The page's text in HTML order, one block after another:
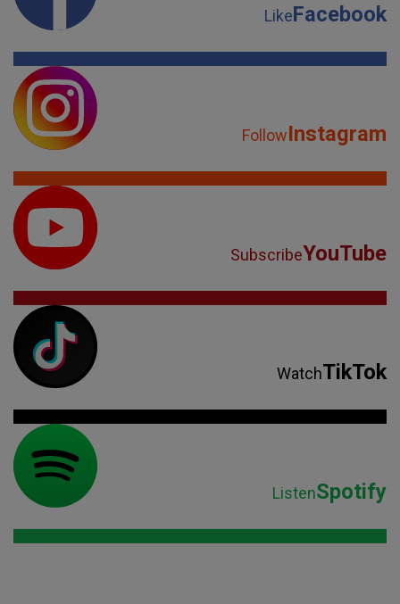
LikeFacebook
FollowInstagram
SubscribeYouTube
WatchTikTok
ListenSpotify